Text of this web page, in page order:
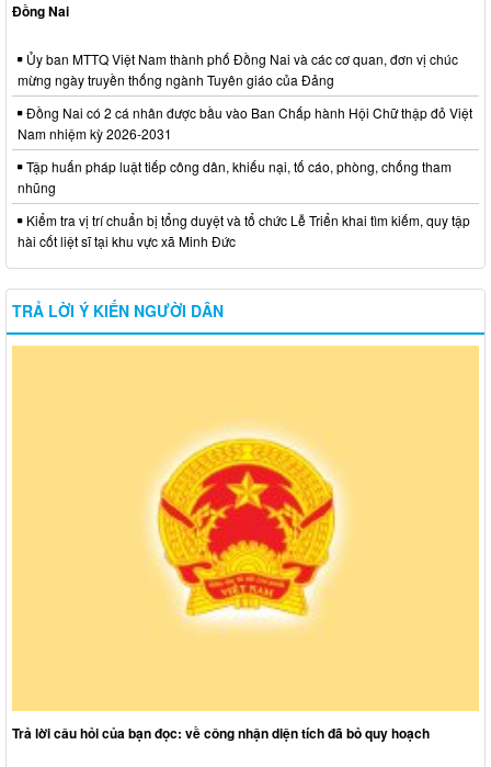
Đồng Nai
Ủy ban MTTQ Việt Nam thành phố Đồng Nai và các cơ quan, đơn vị chúc
mừng ngày truyền thống ngành Tuyên giáo của Đảng
Đồng Nai có 2 cá nhân được bầu vào Ban Chấp hành Hội Chữ thập đỏ Việt
Nam nhiệm kỳ 2026-2031
Tập huấn pháp luật tiếp công dân, khiếu nại, tố cáo, phòng, chống tham
nhũng
Kiểm tra vị trí chuẩn bị tổng duyệt và tổ chức Lễ Triển khai tìm kiếm, quy tập
hài cốt liệt sĩ tại khu vực xã Minh Đức
TRẢ LỜI Ý KIẾN NGƯỜI DÂN
Trả lời câu hỏi của bạn đọc: về công nhận diện tích đã bỏ quy hoạch